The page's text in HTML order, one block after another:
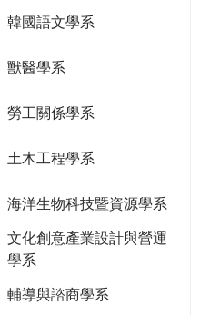
韓國語文學系
獸醫學系
勞工關係學系
土木工程學系
海洋生物科技暨資源學系
文化創意產業設計與營運
學系
輔導與諮商學系